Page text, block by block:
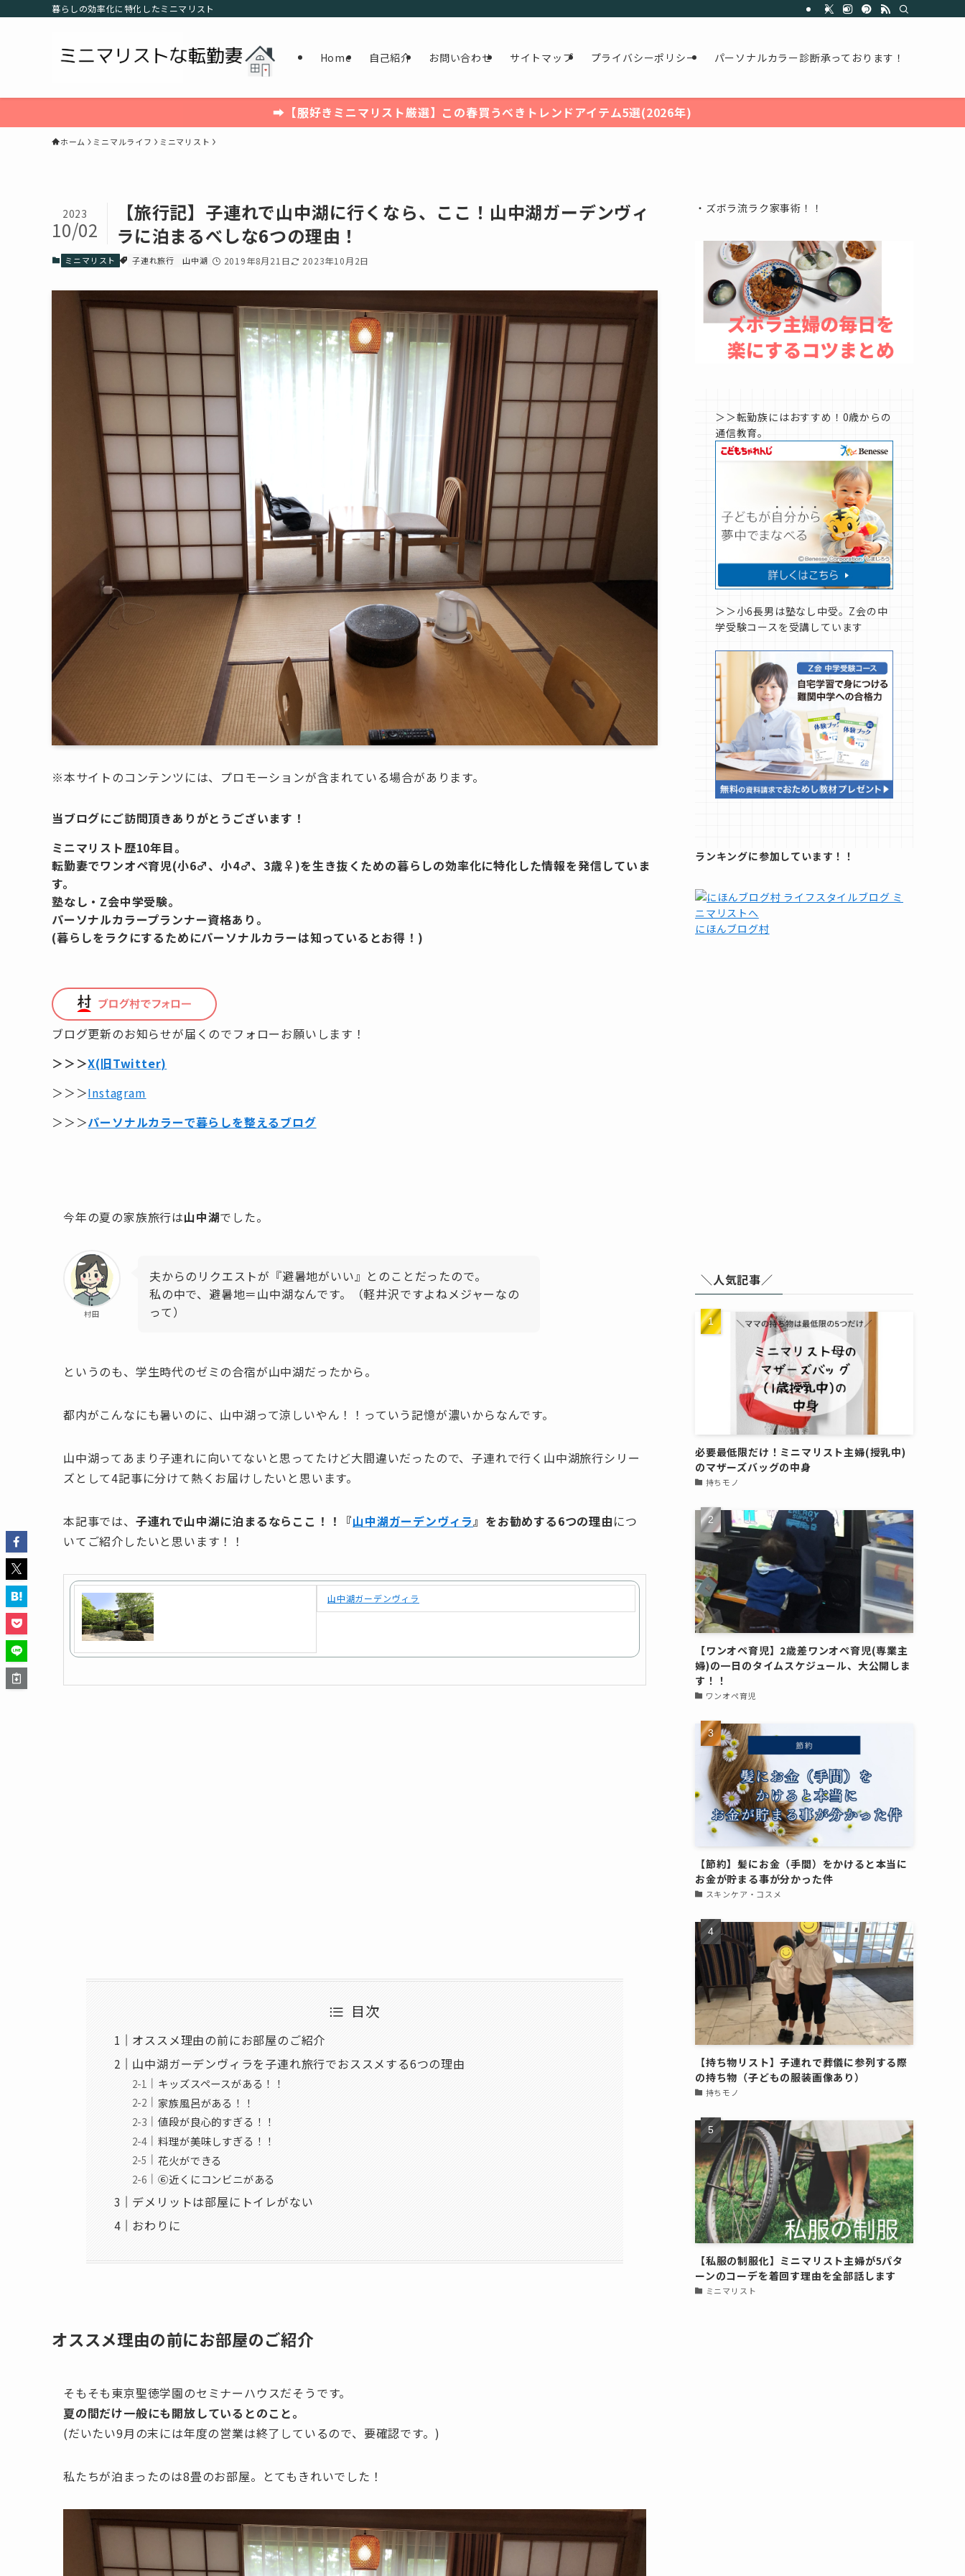
暮らしの効率化に特化したミニマリスト
Home 自己紹介 お問い合わせ サイトマップ プライバシーポリシー パーソナルカラー診断承っております！
➡【服好きミニマリスト厳選】この春買うべきトレンドアイテム5選(2026年)
ホーム ミニマルライフ ミニマリスト
【旅行記】子連れで山中湖に行くなら、ここ！山中湖ガーデンヴィ
ラに泊まるべしな6つの理由！
2023
10/02
ミニマリスト 子連れ旅行 山中湖 2019年8月21日 2023年10月2日
※本サイトのコンテンツには、プロモーションが含まれている場合があります。
当ブログにご訪問頂きありがとうございます！
ミニマリスト歴10年目。
転勤妻でワンオペ育児(小6♂、小4♂、3歳♀)を生き抜くための暮らしの効率化に特化した情報を発信していま
す。
塾なし・Z会中学受験。
パーソナルカラープランナー資格あり。
(暮らしをラクにするためにパーソナルカラーは知っているとお得！)
ブログ更新のお知らせが届くのでフォローお願いします！
＞＞＞X(旧Twitter)
＞＞＞Instagram
＞＞＞パーソナルカラーで暮らしを整えるブログ
今年の夏の家族旅行は山中湖でした。
村田
夫からのリクエストが『避暑地がいい』とのことだったので。
私の中で、避暑地＝山中湖なんです。（軽井沢ですよねメジャーなの
って）
というのも、学生時代のゼミの合宿が山中湖だったから。
都内がこんなにも暑いのに、山中湖って涼しいやん！！っていう記憶が濃いからなんです。
山中湖ってあまり子連れに向いてないと思ってたけど大間違いだったので、子連れで行く山中湖旅行シリー
ズとして4記事に分けて熱くお届けしたいと思います。
本記事では、 子連れで山中湖に泊まるならここ！！『山中湖ガーデンヴィラ』をお勧めする6つの理由につ
いてご紹介したいと思います！！
山中湖ガーデンヴィラ
目次
オススメ理由の前にお部屋のご紹介
山中湖ガーデンヴィラを子連れ旅行でおススメする6つの理由
キッズスペースがある！！
家族風呂がある！！
値段が良心的すぎる！！
料理が美味しすぎる！！
花火ができる
⑥近くにコンビニがある
デメリットは部屋にトイレがない
おわりに
オススメ理由の前にお部屋のご紹介
そもそも東京聖徳学園のセミナーハウスだそうです。
夏の間だけ一般にも開放しているとのこと。
(だいたい9月の末には年度の営業は終了しているので、要確認です。)
私たちが泊まったのは8畳のお部屋。とてもきれいでした！
・ズボラ流ラク家事術！！
＞＞転勤族にはおすすめ！0歳からの
通信教育。
＞＞小6長男は塾なし中受。Z会の中
学受験コースを受講しています
ランキングに参加しています！！
にほんブログ村
＼人気記事／
必要最低限だけ！ミニマリスト主婦(授乳中)
のマザーズバッグの中身
持ちモノ
【ワンオペ育児】2歳差ワンオペ育児(専業主
婦)の一日のタイムスケジュール、大公開しま
す！！
ワンオペ育児
【節約】髪にお金（手間）をかけると本当に
お金が貯まる事が分かった件
スキンケア・コスメ
【持ち物リスト】子連れで葬儀に参列する際
の持ち物（子どもの服装画像あり）
持ちモノ
【私服の制服化】ミニマリスト主婦が5パタ
ーンのコーデを着回す理由を全部話します
ミニマリスト